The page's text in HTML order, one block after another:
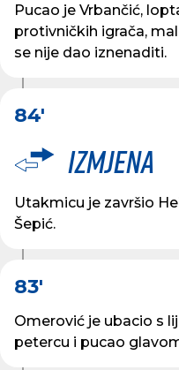
Pucao je Vrbančić,
protivničkih igrača,
se nije dao iznenaditi.
84'
Izmjena
Utakmicu je završio
Šepić.
83'
Omerović je ubacio s
petercu i pucao